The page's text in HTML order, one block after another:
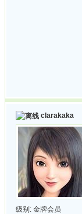
clarakaka
级别: 金牌会员